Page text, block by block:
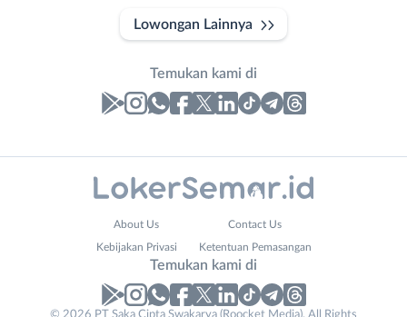
Lowongan Lainnya
Temukan kami di
About Us Contact Us
Kebijakan Privasi Ketentuan Pemasangan
Temukan kami di
© 2026 PT Saka Cipta Swakarya (Roocket Media). All Rights